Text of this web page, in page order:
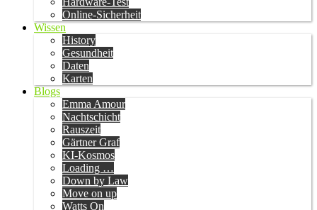
Online-Sicherheit
Wissen
History
Gesundheit
Daten
Karten
Blogs
Emma Amour
Nachtschicht
Rauszeit
Gärtner Graf
KI-Kosmos
Loading …
Down by Law
Move on up
Watts On